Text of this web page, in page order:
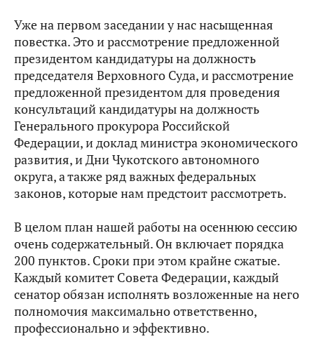
Уже на первом заседании у нас насыщенная
повестка. Это и рассмотрение предложенной
президентом кандидатуры на должность
председателя Верховного Суда, и рассмотрение
предложенной президентом для проведения
консультаций кандидатуры на должность
Генерального прокурора Российской
Федерации, и доклад министра экономического
развития, и Дни Чукотского автономного
округа, а также ряд важных федеральных
законов, которые нам предстоит рассмотреть.
В целом план нашей работы на осеннюю сессию
очень содержательный. Он включает порядка
200 пунктов. Сроки при этом крайне сжатые.
Каждый комитет Совета Федерации, каждый
сенатор обязан исполнять возложенные на него
полномочия максимально ответственно,
профессионально и эффективно.